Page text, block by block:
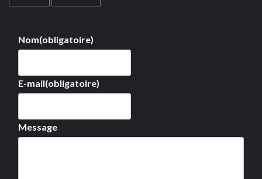
Nom(obligatoire)
E-mail(obligatoire)
Message